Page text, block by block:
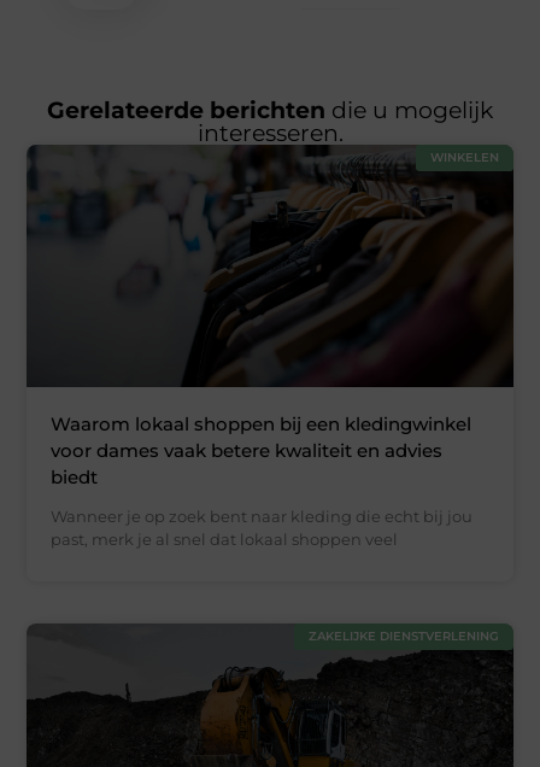
Gerelateerde berichten die u mogelijk
interesseren.
WINKELEN
Waarom lokaal shoppen bij een kledingwinkel
voor dames vaak betere kwaliteit en advies
biedt
Wanneer je op zoek bent naar kleding die echt bij jou
past, merk je al snel dat lokaal shoppen veel
ZAKELIJKE DIENSTVERLENING